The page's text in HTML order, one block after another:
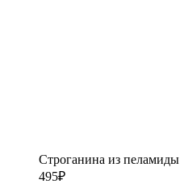
Строганина из пеламиды
495₽